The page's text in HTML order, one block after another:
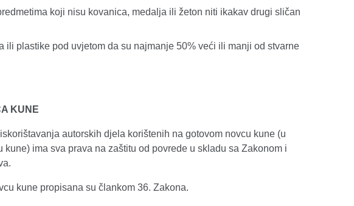
koji nisu kovanica, medalja ili žeton niti ikakav drugi sličan
ili plastike pod uvjetom da su najmanje 50% veći ili manji od stvarne
KUNE
autorskih djela korištenih na gotovom novcu kune (u
ima sva prava na zaštitu od povrede u skladu sa Zakonom i
kune propisana su člankom 36. Zakona.